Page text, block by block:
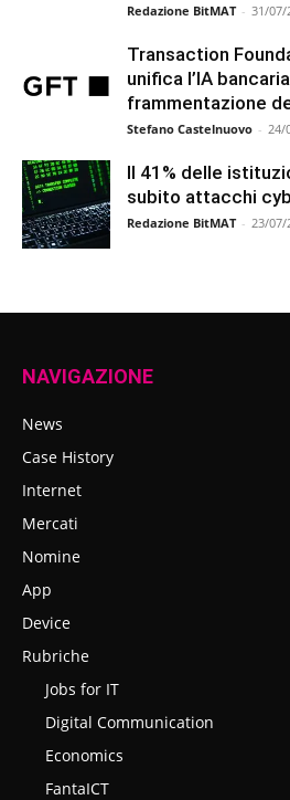
Redazione BitMAT - 31/07/
Transaction
unifica l’IA
frammentazione
Stefano Castelnuovo - 24/
Il 41% delle
subito attacchi
Redazione BitMAT - 23/07/
NAVIGAZIONE
News
Case History
Internet
Mercati
Nomine
App
Device
Rubriche
Jobs for IT
Digital Communication
Economics
FantaICT